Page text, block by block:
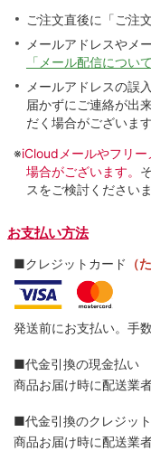
ご注文直後に「ご注
メールアドレスやメ
「メール配信について
メールアドレスの誤
届かずにご連絡が出
だく場合がございます
※iCloudメールやフリ
場合がございます。
スをご検討ください
お支払い方法
■クレジットカード （
発送前にお支払い。手
■代金引換の現金払い
商品お届け時に配送業
■代金引換のクレジッ
商品お届け時に配送業